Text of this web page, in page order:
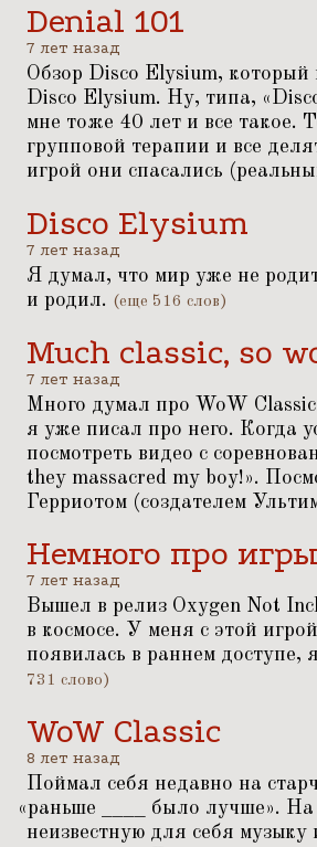
Denial 101
7 лет назад
Обзор Disco Elysium, который
Disco Elysium. Ну, типа, «
мне тоже 40 лет и все такое.
групповой терапии и все
игрой они спасались
Disco Elysium
7 лет назад
Я думал, что мир уже не
и родил. (еще 516 слов)
Much classic, so
7 лет назад
Много думал про WoW
я уже писал про него. Когда
посмотреть видео с
they massacred my boy!».
Герриотом (создателем
Немного про
7 лет назад
Вышел в релиз Oxygen Not
в космосе. У меня с этой
появилась в раннем доступе,
731 слово)
WoW Classic
8 лет назад
Поймал себя недавно на
«раньше ____ было лучше».
неизвестную для себя